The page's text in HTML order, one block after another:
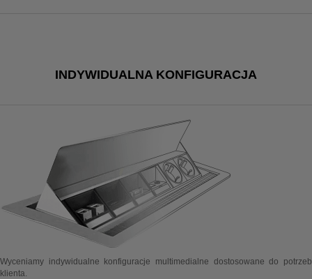
INDYWIDUALNA KONFIGURACJA
Wyceniamy indywidualne konfiguracje multimedialne dostosowane do potrzeb
klienta.